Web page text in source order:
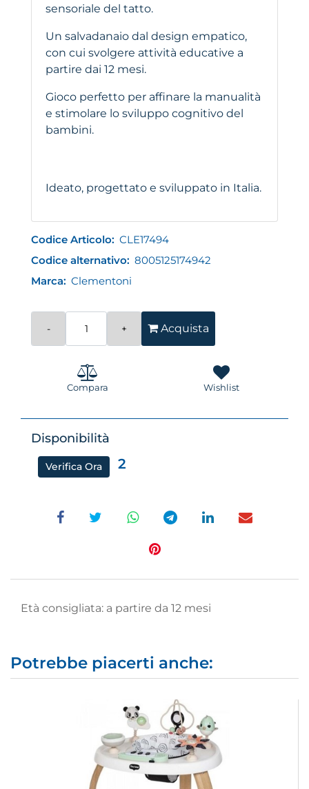
sensoriale del tatto.
Un salvadanaio dal design empatico,
con cui svolgere attività educative a
partire dai 12 mesi.
Gioco perfetto per affinare la manualità
e stimolare lo sviluppo cognitivo del
bambini.
Ideato, progettato e sviluppato in Italia.
Codice Articolo: CLE17494
Codice alternativo: 8005125174942
Marca: Clementoni
Acquista
Compara Wishlist
Disponibilità
Verifica Ora 2
Età consigliata: a partire da 12 mesi
Potrebbe piacerti anche: